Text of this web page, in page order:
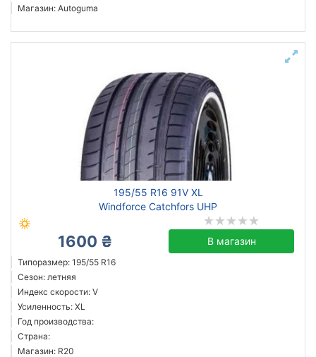
Магазин: Autoguma
195/55 R16 91V XL
Windforce Catchfors UHP
1600 ₴ В магазин
Типоразмер: 195/55 R16
Сезон: летняя
Индекс скорости: V
Усиленность: XL
Год производства:
Страна:
Магазин: R20